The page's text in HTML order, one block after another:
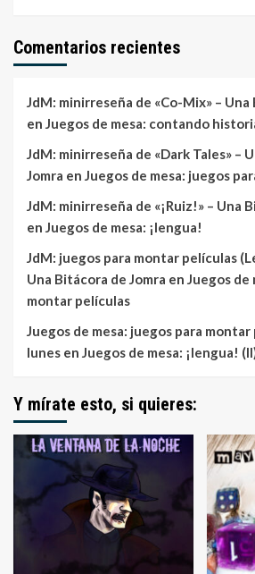
Comentarios recientes
JdM: minirreseña de «Co-Mix» – Una
en Juegos de mesa: contando
JdM: minirreseña de «Dark Tales» –
Jomra en Juegos de mesa: juegos
JdM: minirreseña de «¡Ruiz!» – Una
en Juegos de mesa: ¡lengua!
JdM: juegos para montar películas
Una Bitácora de Jomra en Juegos de
montar películas
Juegos de mesa: juegos para montar
lunes en Juegos de mesa: ¡lengua!
Y mírate esto, si quieres: